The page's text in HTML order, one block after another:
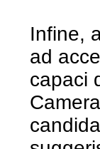
Infine,
ad
capaci